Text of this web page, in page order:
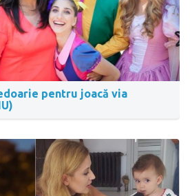
pentru joacă via